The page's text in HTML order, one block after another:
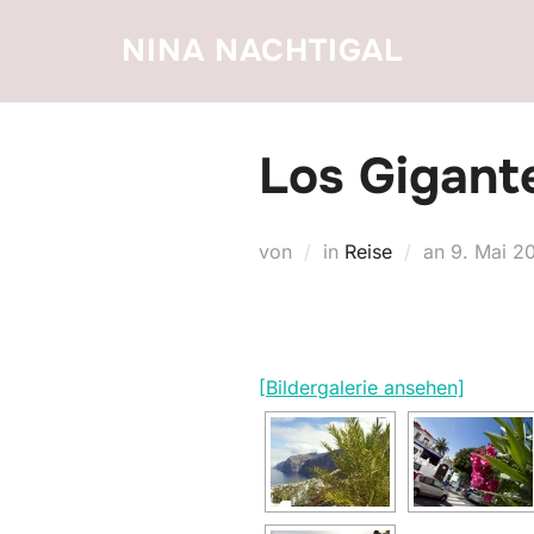
NINA NACHTIGAL
Los
von in Reise an 9. Mai
[Bildergalerie ansehen]